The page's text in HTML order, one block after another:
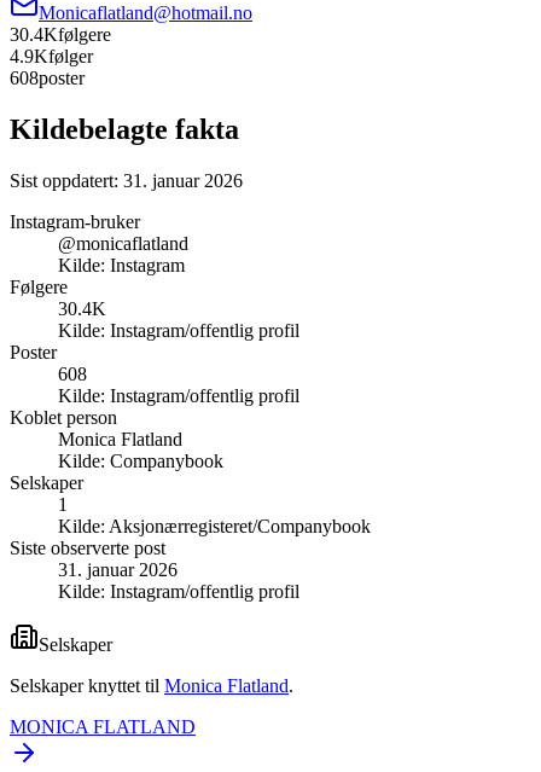
Monicaflatland@hotmail.no
30.4Kfølgere
4.9Kfølger
608poster
Kildebelagte fakta
Sist oppdatert: 31. januar 2026
Instagram-bruker
@monicaflatland
Kilde: Instagram
Følgere
30.4K
Kilde: Instagram/offentlig profil
Poster
608
Kilde: Instagram/offentlig profil
Koblet person
Monica Flatland
Kilde: Companybook
Selskaper
1
Kilde: Aksjonærregisteret/Companybook
Siste observerte post
31. januar 2026
Kilde: Instagram/offentlig profil
Selskaper
Selskaper knyttet til Monica Flatland.
MONICA FLATLAND